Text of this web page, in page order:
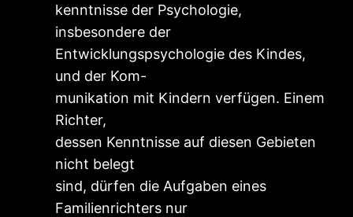
kenntnisse der Psychologie,
insbesondere der
Entwicklungspsychologie des Kindes,
und der Kom-
munikation mit Kindern verfügen. Einem
Richter,
dessen Kenntnisse auf diesen Gebieten
nicht belegt
sind, dürfen die Aufgaben eines
Familienrichters nur